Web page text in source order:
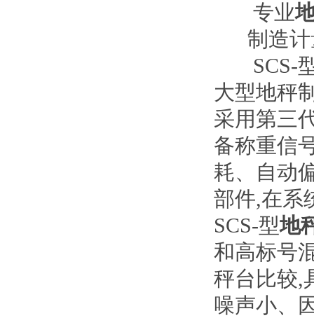
专业
制造计
SCS-
大型地秤
采用第三
备称重信
耗、自动
部件,在系
SCS-型地
和高标号
秤台比较,
噪声小、